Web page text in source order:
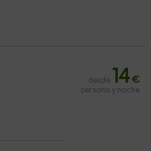
desde 14€
persona y noche